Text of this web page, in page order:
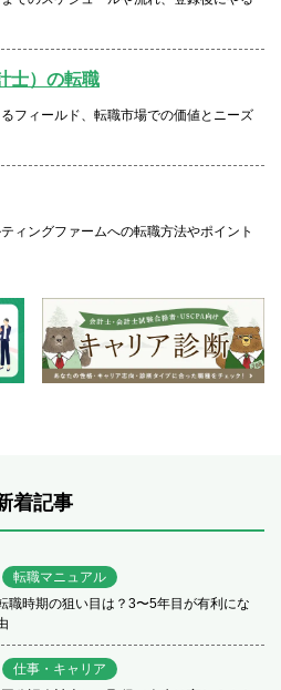
士）の転職
フィールド、転職市場での価値とニーズ
ィングファームへの転職方法やポイント
着記事
転職マニュアル
職時期の狙い目は？3〜5年目が有利にな
仕事・キャリア